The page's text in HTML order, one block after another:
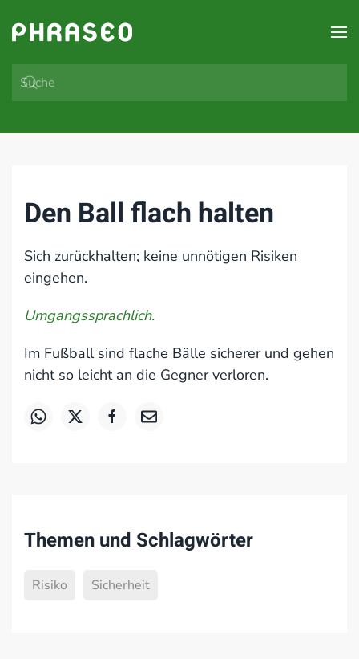
Zum Hauptinhalt springen
Den Ball flach halten
Sich zurückhalten; keine unnötigen Risiken
eingehen.
Umgangssprachlich.
Im Fußball sind flache Bälle sicherer und gehen
nicht so leicht an die Gegner verloren.
Themen und Schlagwörter
Risiko Sicherheit